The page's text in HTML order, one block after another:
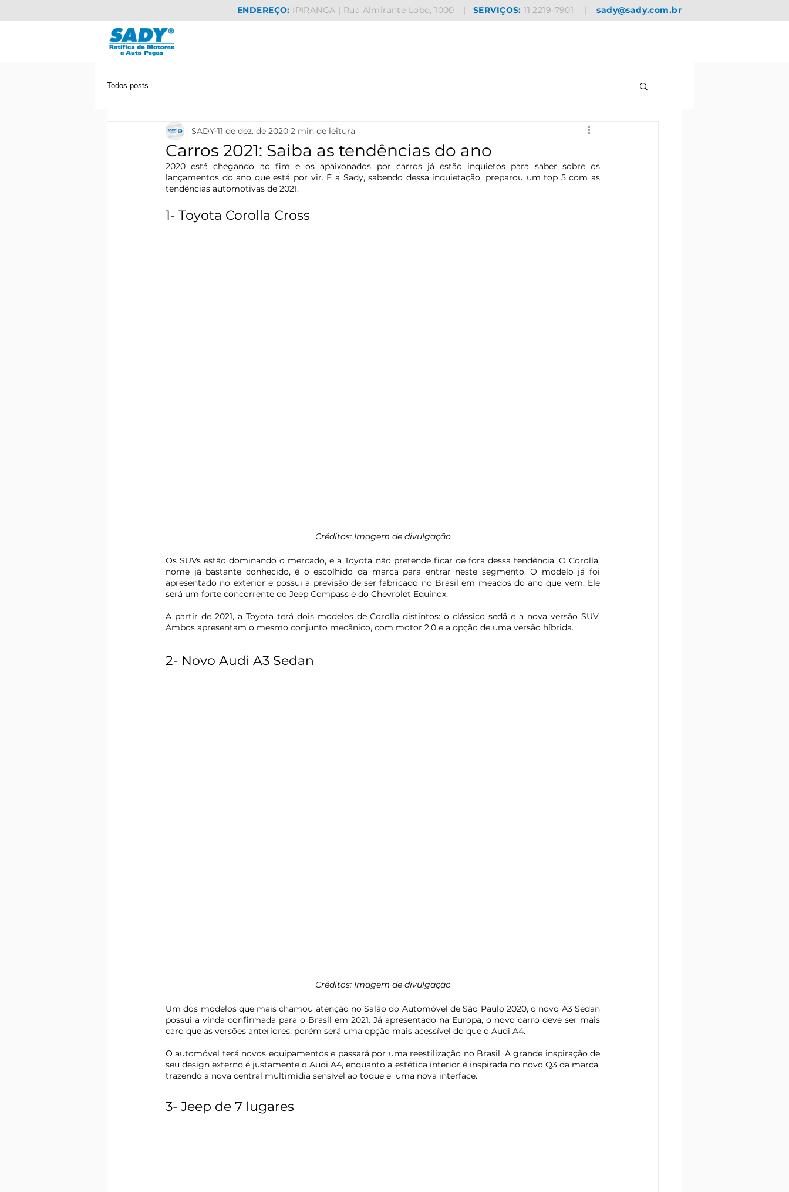
ENDEREÇO: IPIRANGA | Rua Almirante Lobo, 1000 | SERVIÇOS: 11 2219-7901 | sady@sady.com.br
Todos posts
Carros 2021: Saiba as tendências do ano
SADY 11 de dez. de 2020 2 min de leitura
2020 está chegando ao fim e os apaixonados por carros já estão inquietos para saber sobre os
lançamentos do ano que está por vir. E a Sady, sabendo dessa inquietação, preparou um top 5 com as
tendências automotivas de 2021.
1- Toyota Corolla Cross
Créditos: Imagem de divulgação
Os SUVs estão dominando o mercado, e a Toyota não pretende ficar de fora dessa tendência. O Corolla,
nome já bastante conhecido, é o escolhido da marca para entrar neste segmento. O modelo já foi
apresentado no exterior e possui a previsão de ser fabricado no Brasil em meados do ano que vem. Ele
será um forte concorrente do Jeep Compass e do Chevrolet Equinox.
A partir de 2021, a Toyota terá dois modelos de Corolla distintos: o clássico sedã e a nova versão SUV.
Ambos apresentam o mesmo conjunto mecânico, com motor 2.0 e a opção de uma versão híbrida.
2- Novo Audi A3 Sedan
Créditos: Imagem de divulgação
Um dos modelos que mais chamou atenção no Salão do Automóvel de São Paulo 2020, o novo A3 Sedan
possui a vinda confirmada para o Brasil em 2021. Já apresentado na Europa, o novo carro deve ser mais
caro que as versões anteriores, porém será uma opção mais acessível do que o Audi A4.
O automóvel terá novos equipamentos e passará por uma reestilização no Brasil. A grande inspiração de
trazendo a nova central multimídia sensível ao toque e  uma nova interface.
3- Jeep de 7 lugares